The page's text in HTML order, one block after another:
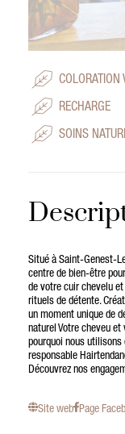
COLORATION
RECHARGE
SOINS
Situé à Saint-Genest-
centre de bien-être
de votre cuir chevelu
rituels de détente.
un moment unique de
naturel Votre cheveu
pourquoi nous
responsable
Découvrez nos
Site web Page